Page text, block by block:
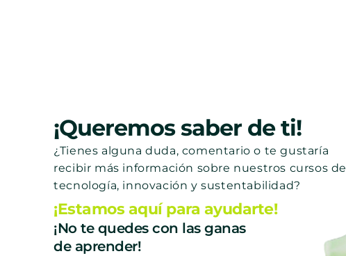
¡Queremos saber de ti!
¿Tienes alguna duda, comentario o te gustaría
recibir más información sobre nuestros cursos de
tecnología, innovación y sustentabilidad?
¡Estamos aquí para ayudarte!
¡No te quedes con las ganas
de aprender!